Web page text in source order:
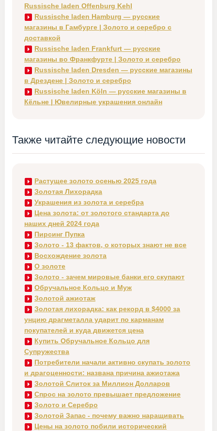
Russische laden Offenburg Kehl
Russische laden Hamburg — русские
магазины в Гамбурге | Золото и серебро с
доставкой
Russische laden Frankfurt — русские
магазины во Франкфурте | Золото и серебро
Russische laden Dresden — русские магазины
в Дрездене | Золото и серебро
Russische laden Köln — русские магазины в
Кёльне | Ювелирные украшения онлайн
Также читайте следующие новости
Растущее золото осенью 2025 года
Золотая Лихорадка
Украшения из золота и серебра
Цена золота: от золотого стандарта до
наших дней 2024 года
Пирсинг Пупка
Золото - 13 фактов, о которых знают не все
Восхождение золота
О золоте
Золото - зачем мировые банки его скупают
Обручальное Кольцо и Муж
Золотой ажиотаж
Золотая лихорадка: как рекорд в $4000 за
унцию драгметалла ударит по карманам
покупателей и куда движется цена
Купить Обручальное Кольцо для
Супружества
Потребители начали активно скупать золото
и драгоценности: названа причина ажиотажа
Золотой Слиток за Миллион Долларов
Спрос на золото превышает предложение
Золото и Серебро
Золотой Запас - почему важно наращивать
Цены на золото побили исторический